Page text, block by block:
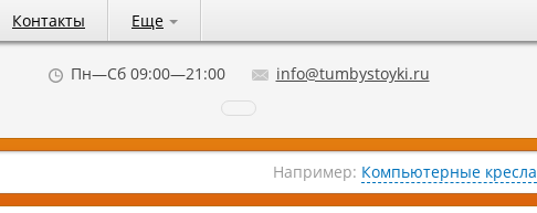
Контакты Еще
Пн—Сб 09:00—21:00 info@tumbystoyki.ru
Например: Компьютерные кресла